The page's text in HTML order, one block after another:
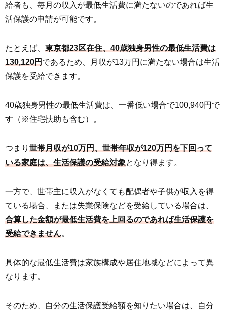
給者も、毎月の収入が最低生活費に満たないのであれば生
活保護の申請が可能です。
たとえば、 東京都23区在住、40歳独身男性の最低生活費は
130,120円であるため、月収が13万円に満たない場合は生活
保護を受給できます。
40歳独身男性の最低生活費は、一番低い場合で100,940円で
す（※住宅扶助も含む）。
つまり 世帯月収が10万円、世帯年収が120万円を下回って
いる家庭は、生活保護の受給対象となり得ます。
一方で、世帯主に収入がなくても配偶者や子供が収入を得
ている場合、または失業保険などを受給している場合は、
合算した金額が最低生活費を上回るのであれば生活保護を
受給できません。
具体的な最低生活費は家族構成や居住地域などによって異
なります。
そのため、自分の生活保護受給額を知りたい場合は、自分